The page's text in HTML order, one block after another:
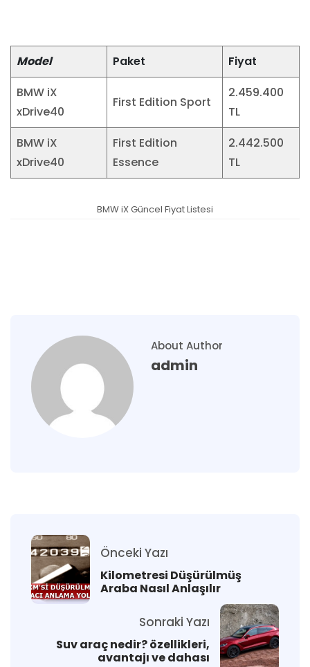
Model Paket
Fiyat
BMW iX
xDrive40
First Edition Sport
2.459.400
TL
BMW iX
xDrive40
First Edition
Essence
2.442.500
TL
BMW iX Güncel Fiyat Listesi
About Author
admin
Önceki Yazı
Kilometresi Düşürülmüş
Araba Nasıl Anlaşılır
Sonraki Yazı
Suv araç nedir? özellikleri,
avantajı ve dahası